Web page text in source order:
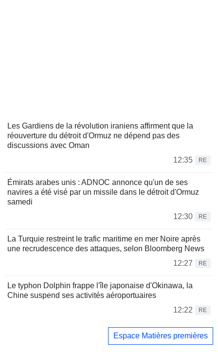
Les Gardiens de la révolution iraniens affirment que la
réouverture du détroit d'Ormuz ne dépend pas des
discussions avec Oman
12:35
RE
Émirats arabes unis : ADNOC annonce qu'un de ses
navires a été visé par un missile dans le détroit d'Ormuz
samedi
12:30
RE
La Turquie restreint le trafic maritime en mer Noire après
une recrudescence des attaques, selon Bloomberg News
12:27
RE
Le typhon Dolphin frappe l'île japonaise d'Okinawa, la
Chine suspend ses activités aéroportuaires
12:22
RE
Espace Matières premières